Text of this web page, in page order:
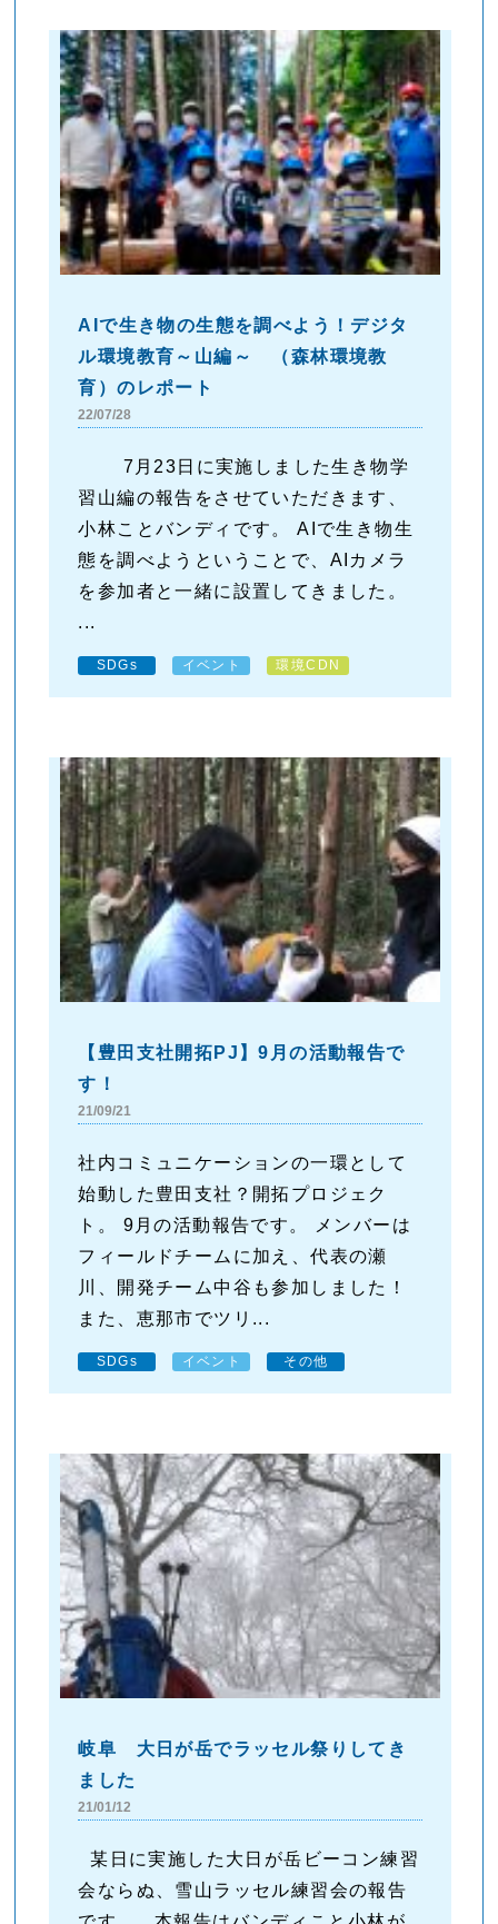
AIで生き物の生態を調べよう！デジタ
ル環境教育～山編～ （森林環境教
育）のレポート
22/07/28
7月23日に実施しました生き物学
習山編の報告をさせていただきます、
小林ことバンディです。 AIで生き物生
態を調べようということで、AIカメラ
を参加者と一緒に設置してきました。
...
SDGs イベント 環境CDN
【豊田支社開拓PJ】9月の活動報告で
す！
21/09/21
社内コミュニケーションの一環として
始動した豊田支社？開拓プロジェク
ト。 9月の活動報告です。 メンバーは
フィールドチームに加え、代表の瀬
川、開発チーム中谷も参加しました！
また、恵那市でツリ...
SDGs イベント その他
岐阜 大日が岳でラッセル祭りしてき
ました
21/01/12
某日に実施した大日が岳ビーコン練習
会ならぬ、雪山ラッセル練習会の報告